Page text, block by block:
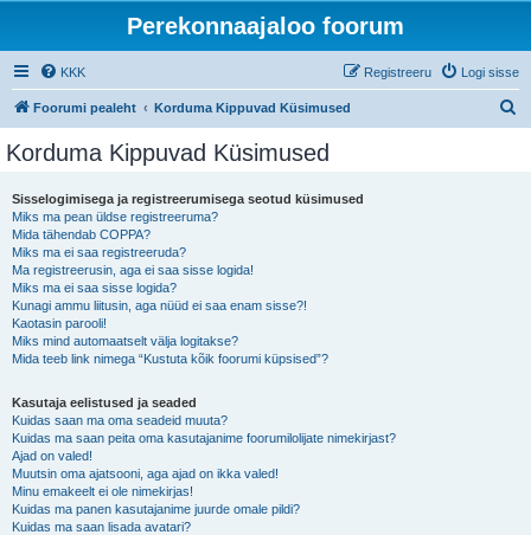
Perekonnaajaloo foorum
KKK Logi sisse
Registreeru
Foorumi pealeht Korduma Kippuvad Küsimused
Korduma Kippuvad Küsimused
Sisselogimisega ja registreerumisega seotud küsimused
Miks ma pean üldse registreeruma?
Mida tähendab COPPA?
Miks ma ei saa registreeruda?
Ma registreerusin, aga ei saa sisse logida!
Miks ma ei saa sisse logida?
Kunagi ammu liitusin, aga nüüd ei saa enam sisse?!
Kaotasin parooli!
Miks mind automaatselt välja logitakse?
Mida teeb link nimega “Kustuta kõik foorumi küpsised”?
Kasutaja eelistused ja seaded
Kuidas saan ma oma seadeid muuta?
Kuidas ma saan peita oma kasutajanime foorumilolijate nimekirjast?
Ajad on valed!
Muutsin oma ajatsooni, aga ajad on ikka valed!
Minu emakeelt ei ole nimekirjas!
Kuidas ma panen kasutajanime juurde omale pildi?
Kuidas ma saan lisada avatari?